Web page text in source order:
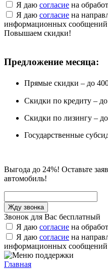
Я даю согласие на
Я даю согласие на
информационных сообщений
Повышаем скидки!
Предложение месяца:
Прямые скидки – до
Скидки по кредиту –
Скидки по лизингу –
Государственные
Выгода до 24%! Оставьте
автомобиль!
Звонок для Вас бесплатный
Я даю согласие на
Я даю согласие на
информационных сообщений
Главная